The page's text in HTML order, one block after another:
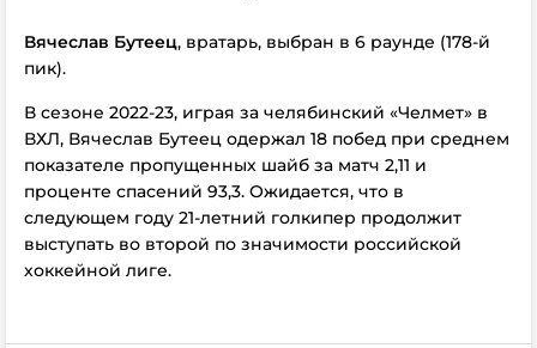
Вячеслав Бутеец, вратарь, выбран в 6 раунде (178-й
пик).
В сезоне 2022-23, играя за челябинский «Челмет» в
ВХЛ, Вячеслав Бутеец одержал 18 побед при среднем
показателе пропущенных шайб за матч 2,11 и
проценте спасений 93,3. Ожидается, что в
следующем году 21-летний голкипер продолжит
выступать во второй по значимости российской
хоккейной лиге.